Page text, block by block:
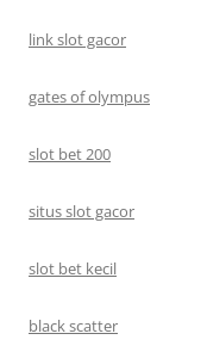
link slot gacor
gates of olympus
slot bet 200
situs slot gacor
slot bet kecil
black scatter